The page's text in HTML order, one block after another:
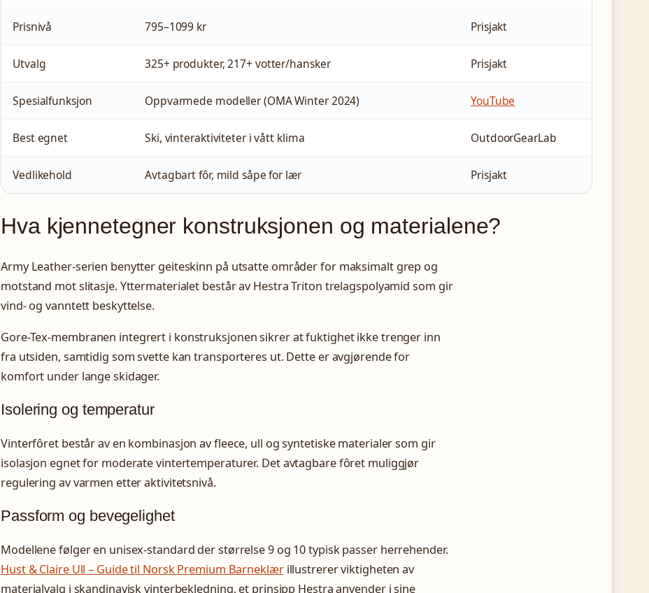
Prisnivå 795–1099 kr Prisjakt
Utvalg 325+ produkter, 217+ votter/hansker Prisjakt
Spesialfunksjon Oppvarmede modeller (OMA Winter 2024) YouTube
Best egnet Ski, vinteraktiviteter i vått klima OutdoorGearLab
Vedlikehold Avtagbart fôr, mild såpe for lær Prisjakt
Hva kjennetegner konstruksjonen og materialene?
Army Leather-serien benytter geiteskinn på utsatte områder for maksimalt grep og
motstand mot slitasje. Yttermaterialet består av Hestra Triton trelagspolyamid som gir
vind- og vanntett beskyttelse.
Gore-Tex-membranen integrert i konstruksjonen sikrer at fuktighet ikke trenger inn
fra utsiden, samtidig som svette kan transporteres ut. Dette er avgjørende for
komfort under lange skidager.
Isolering og temperatur
Vinterfôret består av en kombinasjon av fleece, ull og syntetiske materialer som gir
isolasjon egnet for moderate vintertemperaturer. Det avtagbare fôret muliggjør
regulering av varmen etter aktivitetsnivå.
Passform og bevegelighet
Modellene følger en unisex-standard der størrelse 9 og 10 typisk passer herrehender.
Hust & Claire Ull – Guide til Norsk Premium Barneklærillustrerer viktigheten av
materialvalg i skandinavisk vinterbekledning, et prinsipp Hestra anvender i sine